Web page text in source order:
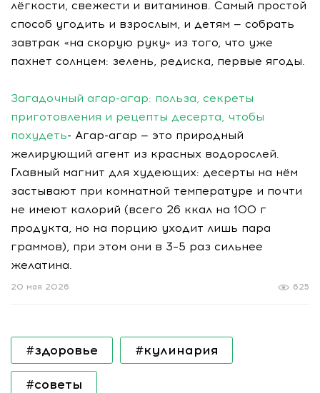
лёгкости, свежести и витаминов. Самый простой
способ угодить и взрослым, и детям — собрать
завтрак «на скорую руку» из того, что уже
пахнет солнцем: зелень, редиска, первые ягоды.
Загадочный агар-агар: польза, секреты
приготовления и рецепты десерта, чтобы
похудеть- Агар-агар — это природный
желирующий агент из красных водорослей.
Главный магнит для худеющих: десерты на нём
застывают при комнатной температуре и почти
не имеют калорий (всего 26 ккал на 100 г
продукта, но на порцию уходит лишь пара
граммов), при этом они в 3–5 раз сильнее
желатина.
625
20 мая 2026
#здоровье #кулинария
#советы